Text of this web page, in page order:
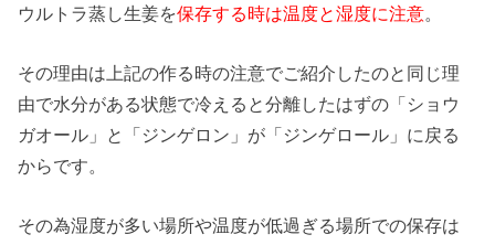
ウルトラ蒸し生姜を保存する時は温度と湿度に注意。
その理由は上記の作る時の注意でご紹介したのと同じ理
由で水分がある状態で冷えると分離したはずの「ショウ
ガオール」と「ジンゲロン」が「ジンゲロール」に戻る
からです。
その為湿度が多い場所や温度が低過ぎる場所での保存は